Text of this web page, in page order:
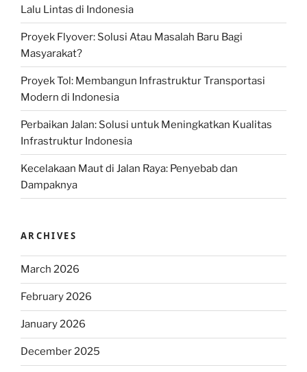
Lalu Lintas di Indonesia
Proyek Flyover: Solusi Atau Masalah Baru Bagi
Masyarakat?
Proyek Tol: Membangun Infrastruktur Transportasi
Modern di Indonesia
Perbaikan Jalan: Solusi untuk Meningkatkan Kualitas
Infrastruktur Indonesia
Kecelakaan Maut di Jalan Raya: Penyebab dan
Dampaknya
ARCHIVES
March 2026
February 2026
January 2026
December 2025